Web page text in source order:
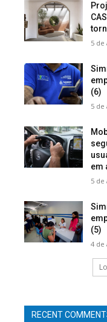
5 de
(6)
5 de
em
5 de
(5)
4 de
RECENT